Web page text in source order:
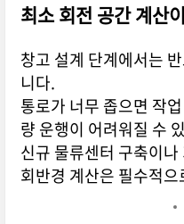
최소 회전 공간 계산
창고 설계 단계에서는
니다.
통로가 너무 좁으면 작
량 운행이 어려워질 수
신규 물류센터 구축이
회반경 계산은 필수적